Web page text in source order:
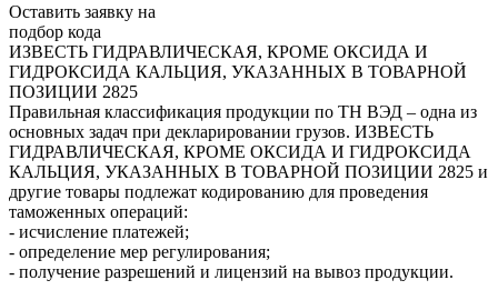
Оставить заявку на
подбор кода
ИЗВЕСТЬ ГИДРАВЛИЧЕСКАЯ, КРОМЕ ОКСИДА И
ГИДРОКСИДА КАЛЬЦИЯ, УКАЗАННЫХ В ТОВАРНОЙ
ПОЗИЦИИ 2825
Правильная классификация продукции по ТН ВЭД – одна из
основных задач при декларировании грузов. ИЗВЕСТЬ
ГИДРАВЛИЧЕСКАЯ, КРОМЕ ОКСИДА И ГИДРОКСИДА
КАЛЬЦИЯ, УКАЗАННЫХ В ТОВАРНОЙ ПОЗИЦИИ 2825 и
другие товары подлежат кодированию для проведения
таможенных операций:
- исчисление платежей;
- определение мер регулирования;
- получение разрешений и лицензий на вывоз продукции.